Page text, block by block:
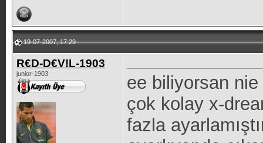
19-07-2007, 17:29
R€D-D€V!L-1903
junior-1903
ee biliyorsan
çok kolay x-
fazla